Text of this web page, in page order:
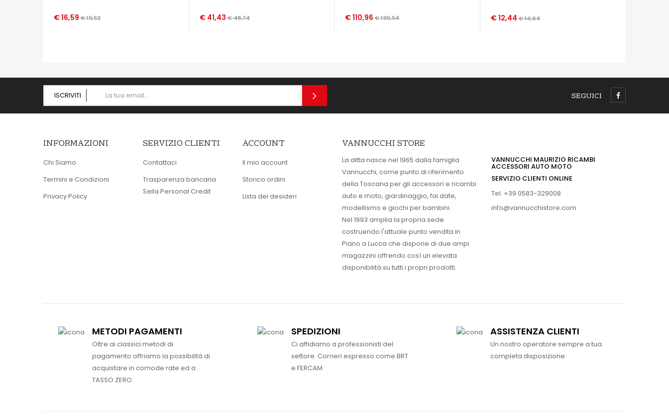
€ 16,59 € 19,52
€ 41,43€ 48,74
€ 110,96 € 130,54
€ 12,44€ 14,64
ISCRIVITI SEGUICI
INFORMAZIONI
Chi Siamo
Termini e Condizioni
Privacy Policy
SERVIZIO CLIENTI
Contattaci
Trasparenza bancaria
Sella Personal Credit
ACCOUNT
Il mio account
Storico ordini
Lista dei desideri
VANNUCCHI STORE
La ditta nasce nel 1965 dalla famiglia
Vannucchi, come punto di riferimento
della Toscana per gli accessori e ricambi
auto e moto, giardinaggio, fai date,
modellismo e giochi per bambini.
Nel 1993 amplia la propria sede
costruendo l'attuale punto vendita in
Piano a Lucca che dispone di due ampi
magazzini offrendo così un elevata
disponibilità su tutti i propri prodotti.
VANNUCCHI MAURIZIO RICAMBI
ACCESSORI AUTO MOTO
SERVIZIO CLIENTI ONLINE
Tel. +39 0583-329008
info@vannucchistore.com
METODI PAGAMENTI
Oltre ai classici metodi di
pagamento offriamo la possibilità di
acquistare in comode rate ed a
TASSO ZERO.
SPEDIZIONI
Ci affidiamo a professionisti del
settore. Corrieri espresso come BRT
e FERCAM
ASSISTENZA CLIENTI
Un nostro operatore sempre a tua
completa disposizione